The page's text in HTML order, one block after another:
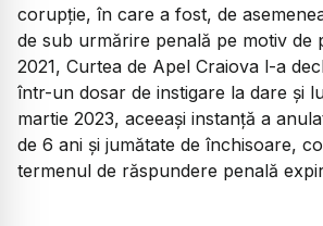
corupție, în care a fost, de
de sub urmărire penală pe motiv de
2021, Curtea de Apel Craiova l-a
într-un dosar de instigare la dare și
martie 2023, aceeași instanță a
de 6 ani și jumătate de închisoare,
termenul de răspundere penală